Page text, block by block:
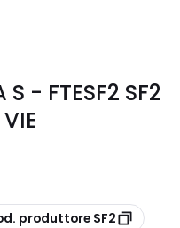
S - FTESF2 SF2
produttore SF2